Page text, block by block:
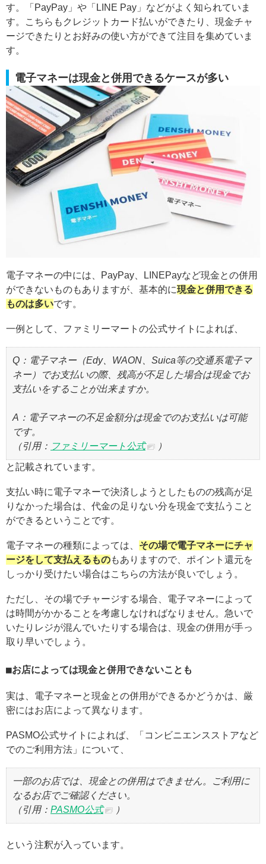
す。「PayPay」や「LINE Pay」などがよく知られていま
す。こちらもクレジットカード払いができたり、現金チャ
ージできたりとお好みの使い方ができて注目を集めていま
す。
電子マネーは現金と併用できるケースが多い
電子マネーの中には、PayPay、LINEPayなど現金との併用
ができないものもありますが、基本的に現金と併用できる
ものは多いです。
一例として、ファミリーマートの公式サイトによれば、
Q：電子マネー（Edy、WAON、Suica等の交通系電子マ
ネー）でお支払いの際、残高が不足した場合は現金でお
支払いをすることが出来ますか。
A：電子マネーの不足金額分は現金でのお支払いは可能
です。
（引用： ファミリーマート公式 ）
と記載されています。
支払い時に電子マネーで決済しようとしたものの残高が足
りなかった場合は、代金の足りない分を現金で支払うこと
ができるということです。
電子マネーの種類によっては、 その場で電子マネーにチャ
ージをして支払えるものもありますので、ポイント還元を
しっかり受けたい場合はこちらの方法が良いでしょう。
ただし、その場でチャージする場合、電子マネーによって
は時間がかかることを考慮しなければなりません。急いで
いたりレジが混んでいたりする場合は、現金の併用が手っ
取り早いでしょう。
お店によっては現金と併用できないことも
実は、電子マネーと現金との併用ができるかどうかは、厳
密にはお店によって異なります。
PASMO公式サイトによれば、「コンビニエンスストアなど
でのご利用方法」について、
一部のお店では、現金との併用はできません。ご利用に
なるお店でご確認ください。
（引用： PASMO公式 ）
という注釈が入っています。